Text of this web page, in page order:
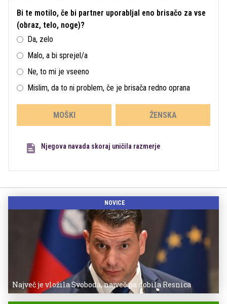
Bi te motilo, če bi partner uporabljal eno brisačo za vse
(obraz, telo, noge)?
Da, zelo
Malo, a bi sprejel/a
Ne, to mi je vseeno
Mislim, da to ni problem, če je brisača redno oprana
MOŠKI ŽENSKA
Njegova navada skoraj uničila razmerje
NOVICE
Največ je vložila Svoboda, največ pa dobila Resnica